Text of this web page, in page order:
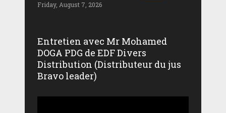
Friday, August 7, 2026
Entretien avec Mr Mohamed
DOGA PDG de EDF Divers
Distribution (Distributeur du jus
Bravo leader)